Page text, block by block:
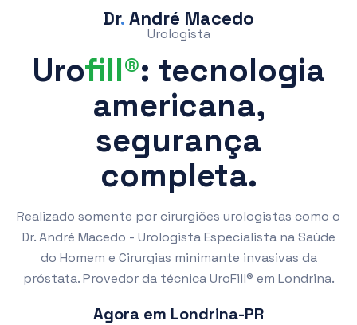
Dr. André Macedo
Urologista
Urofill®: tecnologia
americana,
segurança
completa.
Realizado somente por cirurgiões urologistas como o
Dr. André Macedo - Urologista Especialista na Saúde
do Homem e Cirurgias minimante invasivas da
próstata. Provedor da técnica UroFill® em Londrina.
Agora em Londrina-PR